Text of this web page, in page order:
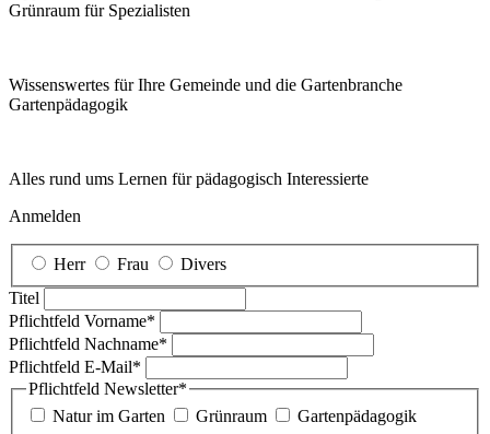
Grünraum für Spezialisten
Wissenswertes für Ihre Gemeinde und die Gartenbranche
Garten­pädagogik
Alles rund ums Lernen für pädagogisch Interessierte
Anmelden
Herr Frau
Divers
Titel
Pflichtfeld Vorname*
Pflichtfeld Nachname*
Pflichtfeld E-Mail*
Pflichtfeld Newsletter*
Natur im Garten
Grünraum
Gartenpädagogik